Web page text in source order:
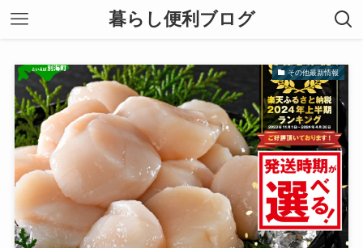
暮らし便利ブログ
その他最新情報